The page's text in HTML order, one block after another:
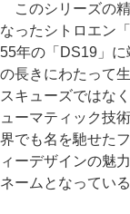
このシリーズの
なったシトロエン
55年の「DS19」
の長きにわたって
スキューズではな
ューマティック技
界でも名を馳せた
ィーデザインの魅
ネームとなっている